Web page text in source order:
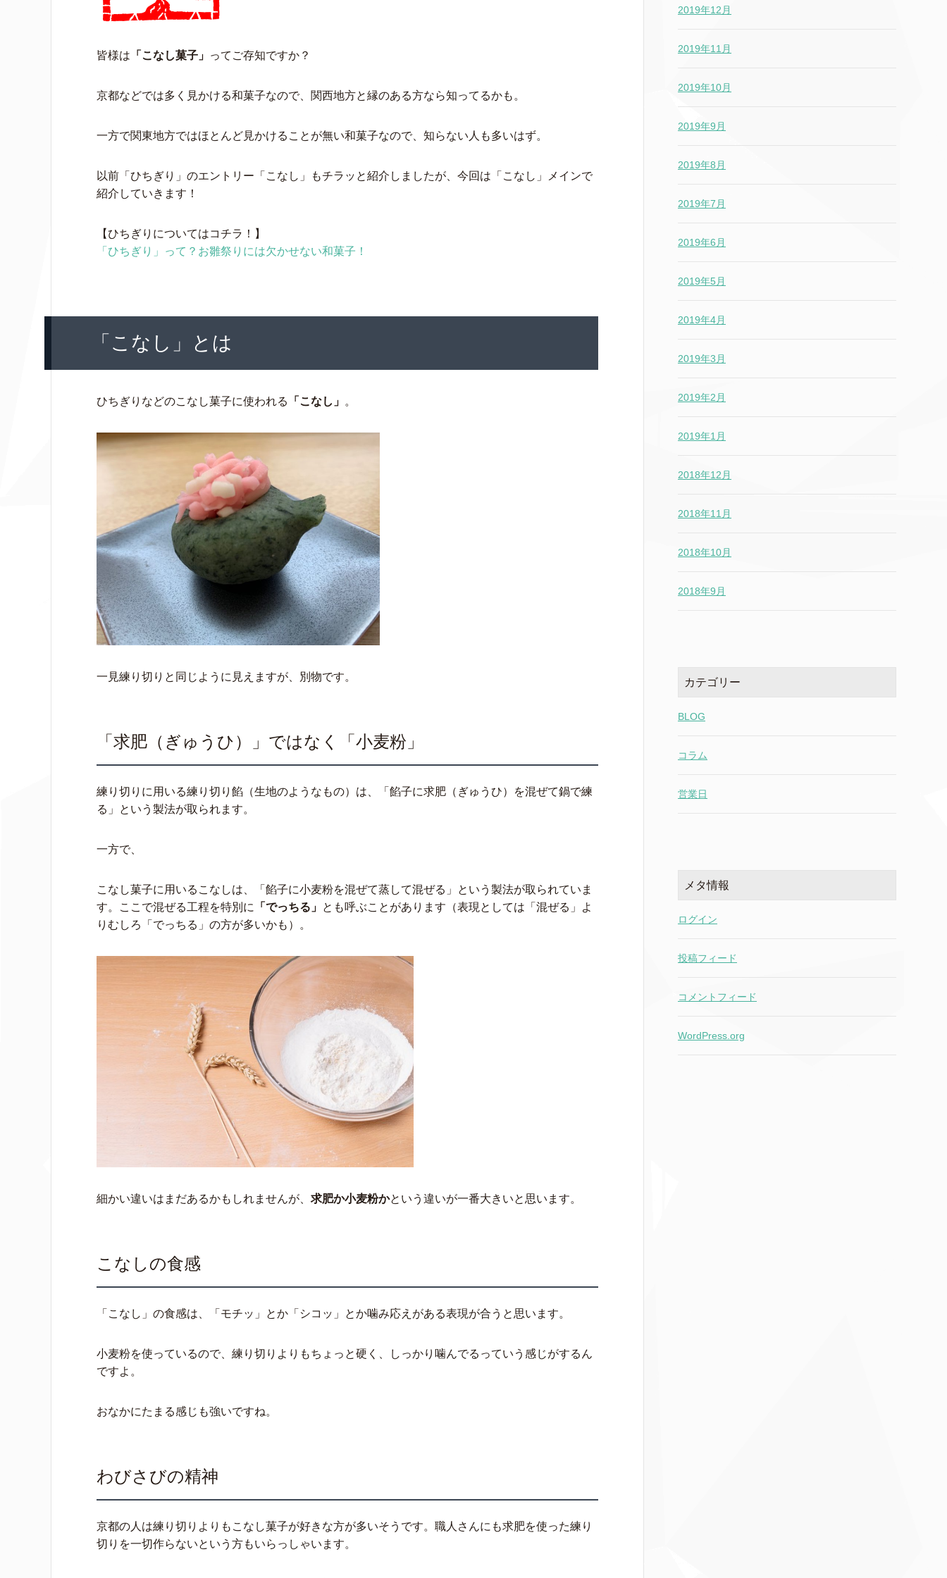
皆様は 「こなし菓子」 ってご存知ですか？
京都などでは多く見かける和菓子なので、関西地方と縁のある方なら知ってるかも。
一方で関東地方ではほとんど見かけることが無い和菓子なので、知らない人も多いはず。
以前「ひちぎり」のエントリー「こなし」もチラッと紹介しましたが、今回は「こなし」メインで
紹介していきます！
【ひちぎりについてはコチラ！】
「ひちぎり」って？お雛祭りには欠かせない和菓子！
「こなし」とは
ひちぎりなどのこなし菓子に使われる 「こなし」 。
一見練り切りと同じように見えますが、別物です。
「求肥（ぎゅうひ）」ではなく「小麦粉」
練り切りに用いる練り切り餡（生地のようなもの）は、「餡子に求肥（ぎゅうひ）を混ぜて鍋で練
る」という製法が取られます。
一方で、
こなし菓子に用いるこなしは、「餡子に小麦粉を混ぜて蒸して混ぜる」という製法が取られていま
す。ここで混ぜる工程を特別に
「でっちる」 とも呼ぶことがあります（表現としては「混ぜる」よ
りむしろ「でっちる」の方が多いかも）。
細かい違いはまだあるかもしれませんが、 求肥か小麦粉かという違いが一番大きいと思います。
こなしの食感
「こなし」の食感は、「モチッ」とか「シコッ」とか噛み応えがある表現が合うと思います。
小麦粉を使っているので、練り切りよりもちょっと硬く、しっかり噛んでるっていう感じがするん
ですよ。
おなかにたまる感じも強いですね。
わびさびの精神
京都の人は練り切りよりもこなし菓子が好きな方が多いそうです。職人さんにも求肥を使った練り
切りを一切作らないという方もいらっしゃいます。
2019年12月
2019年11月
2019年10月
2019年9月
2019年8月
2019年7月
2019年6月
2019年5月
2019年4月
2019年3月
2019年2月
2019年1月
2018年12月
2018年11月
2018年10月
2018年9月
カテゴリー
BLOG
コラム
営業日
メタ情報
ログイン
投稿フィード
コメントフィード
WordPress.org